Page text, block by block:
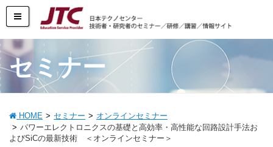
セミナー
HOME セミナー
オンラインセミナー
パワーエレクトロニクスの基礎と高効率・高性能な回路設計手法お
よびSiCの最新技術 ＜オンラインセミナー＞